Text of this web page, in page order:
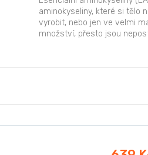
aminokyseliny, které si tělo
vyrobit, nebo jen ve velmi
množství, přesto jsou